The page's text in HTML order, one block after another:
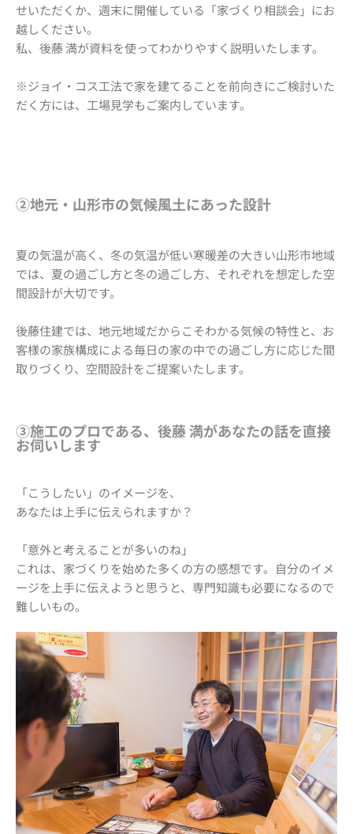
せいただくか、週末に開催している「家づくり相談会」にお
越しください。
私、後藤 満が資料を使ってわかりやすく説明いたします。
※ジョイ・コス工法で家を建てることを前向きにご検討いた
だく方には、工場見学もご案内しています。
②地元・山形市の気候風土にあった設計
夏の気温が高く、冬の気温が低い寒暖差の大きい山形市地域
では、夏の過ごし方と冬の過ごし方、それぞれを想定した空
間設計が大切です。
後藤住建では、地元地域だからこそわかる気候の特性と、お
客様の家族構成による毎日の家の中での過ごし方に応じた間
取りづくり、空間設計をご提案いたします。
③施工のプロである、後藤 満があなたの話を直接
お伺いします
「こうしたい」のイメージを、
あなたは上手に伝えられますか？
「意外と考えることが多いのね」
これは、家づくりを始めた多くの方の感想です。自分のイメ
ージを上手に伝えようと思うと、専門知識も必要になるので
難しいもの。